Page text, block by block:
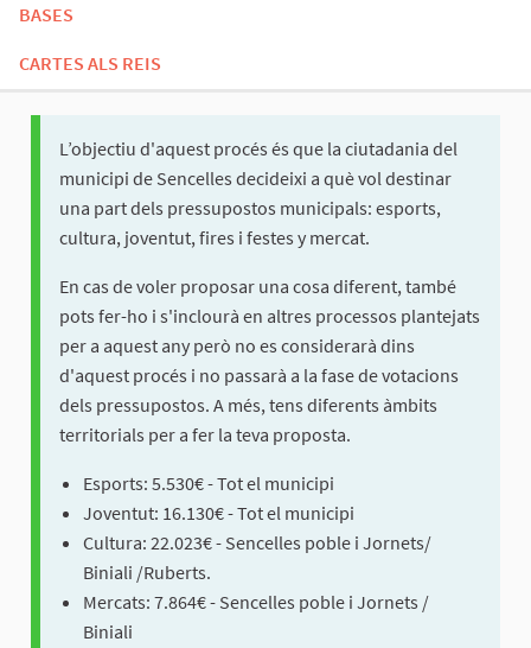
BASES
CARTES ALS REIS
L’objectiu d'aquest procés és que la ciutadania del
municipi de Sencelles decideixi a què vol destinar
una part dels pressupostos municipals: esports,
cultura, joventut, fires i festes y mercat.
En cas de voler proposar una cosa diferent, també
pots fer-ho i s'inclourà en altres processos plantejats
per a aquest any però no es considerarà dins
d'aquest procés i no passarà a la fase de votacions
dels pressupostos. A més, tens diferents àmbits
territorials per a fer la teva proposta.
Esports: 5.530€ - Tot el municipi
Joventut: 16.130€ - Tot el municipi
Cultura: 22.023€ - Sencelles poble i Jornets/
Biniali /Ruberts.
Mercats: 7.864€ - Sencelles poble i Jornets /
Biniali